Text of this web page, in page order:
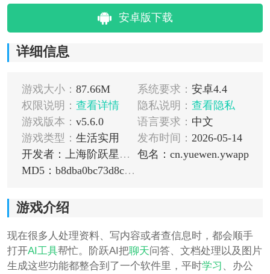
安卓版下载
详细信息
游戏大小： 87.66M 系统要求： 安卓4.4
权限说明： 查看详情 隐私说明： 查看隐私
游戏版本： v5.6.0 语言要求： 中文
游戏类型： 生活实用 发布时间： 2026-05-14
开发者：上海阶跃星辰智能科技有限公司
包名：cn.yuewen.ywapp
MD5：b8dba0bc73d8ca7d21dc7fff7603ae8b
游戏介绍
现在很多人处理资料、写内容或者查信息时，都会顺手
打开AI工具帮忙。阶跃AI把聊天问答、文档处理以及图片
生成这些功能都整合到了一个软件里，平时学习 、办公